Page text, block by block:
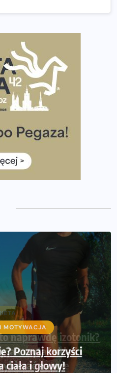
maratonów w
Mistrzostw Polski
Warszawskiego w historii.
pobiegło dla Bohaterów!
się w bieganiu?
które warto włączyć do
się na weekend z
Warszawskiego.
uczestników
naprawdę izotonik?
jak czytać skład i
napoje